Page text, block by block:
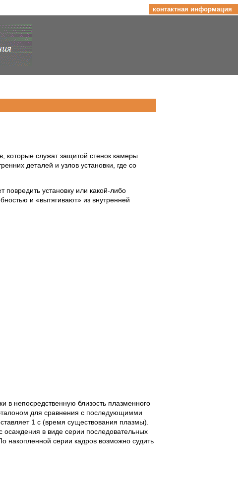
контактная информация
которые служат защитой стенок камеры
деталей и узлов установки, где со
установку или какой-либо
и «вытягивают» из внутренней
в непосредственную близость плазменного
для сравнения с последующимми
1 с (время существования плазмы).
в виде серии последовательных
накопленной серии кадров возможно судить